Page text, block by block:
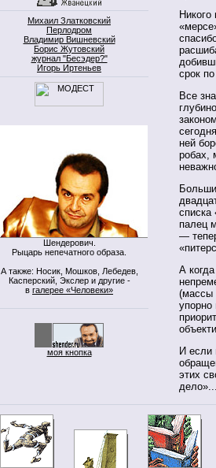
Михаил Златковский
Перлодром
Владимир Вишневский
Борис Жутовский
журнал "Бесэдер?"
Игорь Иртеньев
Шендерович.
Рыцарь непечатного образа.
А также: Носик, Мошков, Лебедев,
Касперский, Экслер и другие -
в галерее «Человеки»
моя кнопка
срок
Все
ней
робах,
палец
—
А
(массы
упорно
И если
этих